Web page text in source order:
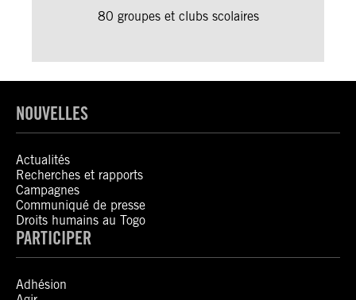
80 groupes et clubs scolaires
NOUVELLES
Actualités
Recherches et rapports
Campagnes
Communiqué de presse
Droits humains au Togo
PARTICIPER
Adhésion